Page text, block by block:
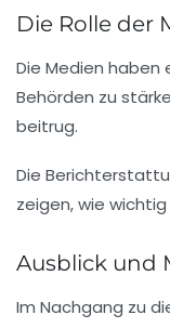
Die Rolle der
Die Medien
Behörden zu
beitrug.
Die
zeigen, wie
Ausblick und
Im Nachgang zu